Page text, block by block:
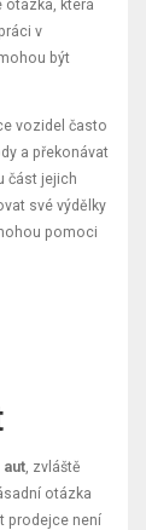
otázka, která
v
být
vozidel často
a překonávat
část jejich
své výdělky
pomoci
aut , zvláště
otázka
prodejce není